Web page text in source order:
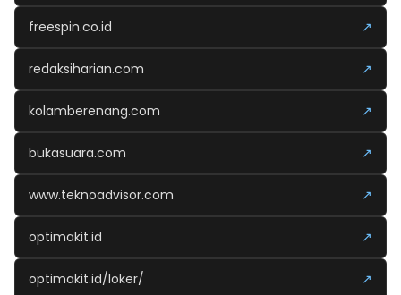
freespin.co.id ↗
redaksiharian.com ↗
kolamberenang.com ↗
bukasuara.com ↗
www.teknoadvisor.com ↗
optimakit.id ↗
optimakit.id/loker/ ↗